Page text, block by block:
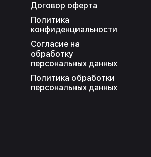
Договор оферта
Политика
конфиденциальности
Согласие на
обработку
персональных данных
Политика обработки
персональных данных